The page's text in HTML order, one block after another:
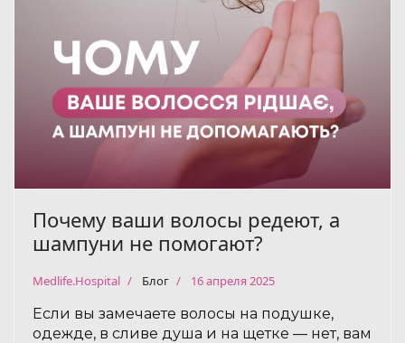
Почему ваши волосы редеют, а
шампуни не помогают?
Medlife.Hospital Блог 16 апреля 2025
Если вы замечаете волосы на подушке,
одежде, в сливе душа и на щетке — нет, вам